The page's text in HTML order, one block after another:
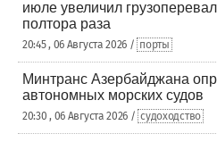
июле увеличил
полтора раза
20:45 , 06 Августа 2026 / порты
Минтранс Азербайджана
автономных морских судов
20:30 , 06 Августа 2026 / судоходство